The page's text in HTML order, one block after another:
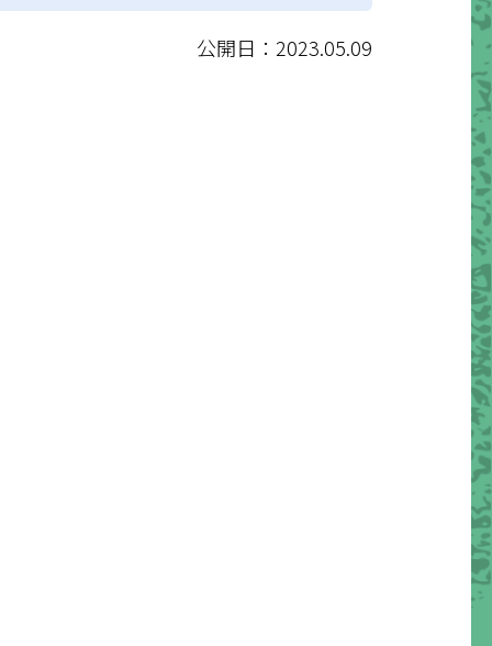
公開日：2023.05.09